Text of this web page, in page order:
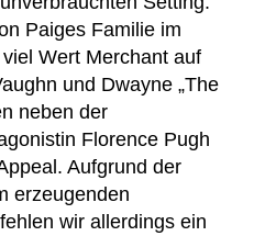
Paiges Familie im
Wert Merchant auf
und Dwayne „The
neben der
Florence Pugh
Aufgrund der
erzeugenden
wir allerdings ein